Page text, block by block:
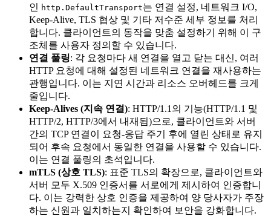
인 http.DefaultTransport는 연결 설정, 네트워크 I/O,
Keep-Alive, TLS 협상 및 기타 저수준 세부 정보를 처리
합니다. 클라이언트의 동작을 맞춤 설정하기 위해 이 구
조체를 사용자 정의할 수 있습니다.
연결 풀링: 각 요청마다 새 연결을 열고 닫는 대신, 여러
HTTP 요청에 대해 설정된 네트워크 연결을 재사용하는
관행입니다. 이는 지연 시간과 리소스 오버헤드를 크게
줄입니다.
Keep-Alives (지속 연결): HTTP/1.1의 기능(HTTP/1.1 및
HTTP/2, HTTP/3에서 내재됨)으로, 클라이언트와 서버
간의 TCP 연결이 요청-응답 주기 후에 열린 상태로 유지
되어 후속 요청에서 동일한 연결을 사용할 수 있습니다.
이는 연결 풀링의 초석입니다.
mTLS (상호 TLS): 표준 TLS의 확장으로, 클라이언트와
서버 모두 X.509 인증서를 서로에게 제시하여 인증합니
다. 이는 강력한 상호 인증을 제공하여 양 당사자가 주장
하는 신원과 일치하는지 확인하여 보안을 강화합니다.